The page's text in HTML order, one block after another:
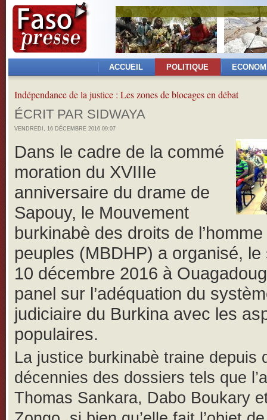
ACCUEIL POLITIQUE
Indépendance de la justice : Les zones de blocages en débat
ÉCRIT PAR SIDWAYA
VENDREDI, 16 DÉCEMBRE 2016 09:07
Dans le cadre de la commé
moration du XVIIIe
anniversaire du drame de
Sapouy, le Mouvement
burkinabè des droits de
peuples (MBDHP) a organisé, le
10 décembre 2016 à
panel sur l’adéquation du
judiciaire du Burkina avec les
populaires.
La justice burkinabè traine depuis
décennies des dossiers tels que
Thomas Sankara, Dabo Boukary